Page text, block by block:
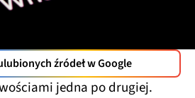
źródeł w Google
jedna po drugiej.